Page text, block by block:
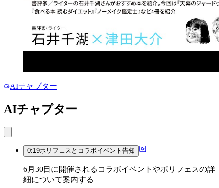
AIチャプター
AIチャプター
0:19ポリフェスとコラボイベント告知
6月30日に開催されるコラボイベントやポリフェスの詳
細について案内する